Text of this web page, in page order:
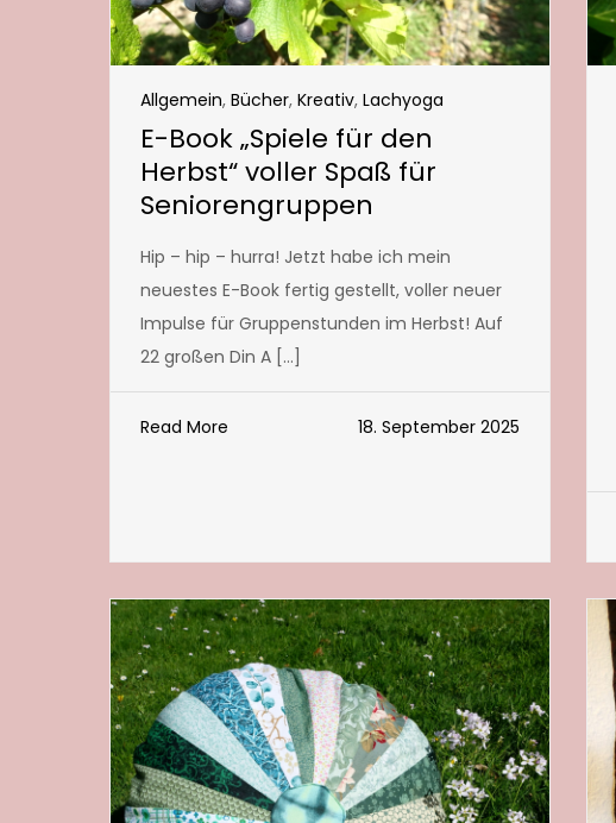
Allgemein, Bücher, Kreativ, Lachyoga
E-Book „Spiele für den
Herbst“ voller Spaß für
Seniorengruppen
Hip – hip – hurra! Jetzt habe ich mein
neuestes E-Book fertig gestellt, voller neuer
Impulse für Gruppenstunden im Herbst! Auf
22 großen Din A […]
Read More 18. September 2025